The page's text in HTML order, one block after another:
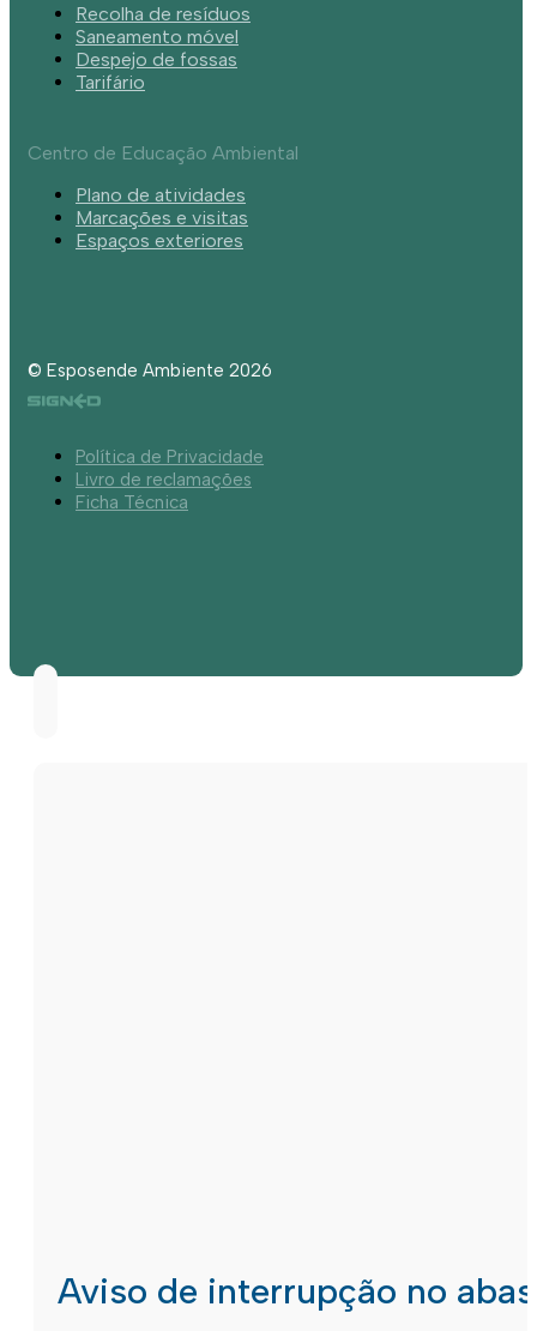
Recolha de resíduos
Saneamento móvel
Despejo de fossas
Tarifário
Centro de Educação Ambiental
Plano de atividades
Marcações e visitas
Espaços exteriores
© Esposende Ambiente 2026
Política de Privacidade
Livro de reclamações
Ficha Técnica
Aviso de interrupção no